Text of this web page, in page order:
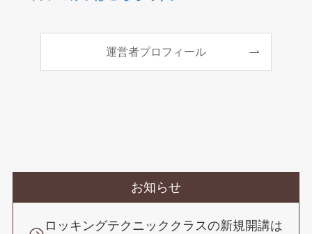
運営者プロフィール
お知らせ
ロッキングテクニッククラスの新規開講は